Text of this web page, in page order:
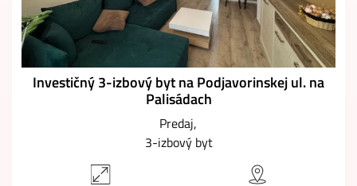
Investičný 3-izbový byt na Podjavorinskej ul. na
Palisádach
Predaj
3-izbový byt